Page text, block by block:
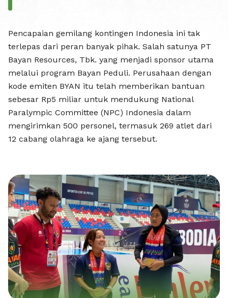
ASEAN
Pencapaian gemilang kontingen Indonesia ini tak
terlepas dari peran banyak pihak. Salah satunya PT
Bayan Resources, Tbk. yang menjadi sponsor utama
melalui program Bayan Peduli. Perusahaan dengan
kode emiten BYAN itu telah memberikan bantuan
sebesar Rp5 miliar untuk mendukung National
Paralympic Committee (NPC) Indonesia dalam
mengirimkan 500 personel, termasuk 269 atlet dari
12 cabang olahraga ke ajang tersebut.